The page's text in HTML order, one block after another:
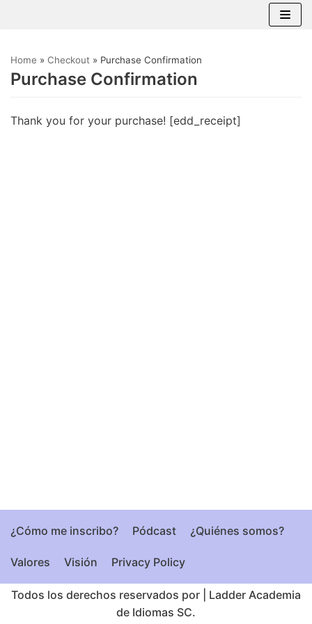
al
contenido
Home » Checkout » Purchase Confirmation
Purchase Confirmation
Thank you for your purchase! [edd_receipt]
¿Cómo me inscribo? Pódcast ¿Quiénes somos?
Valores Visión Privacy Policy
Todos los derechos reservados por
Ladder Academia
de Idiomas SC.